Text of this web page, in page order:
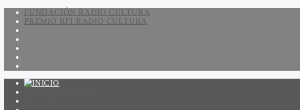
FUNDACIÓN RADIO CULTURA
PREMIO RFI-RADIO CULTURA